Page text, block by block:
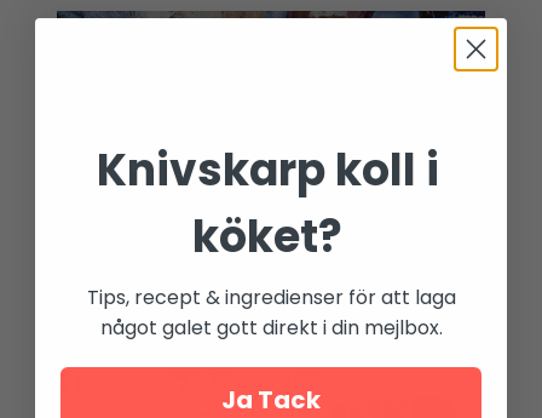
Knivskarp koll i
köket?
Tips, recept & ingredienser för att laga
något galet gott direkt i din mejlbox.
Ja Tack